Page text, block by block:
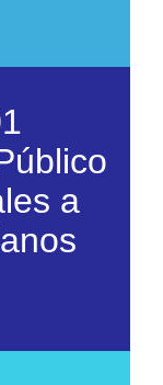
a